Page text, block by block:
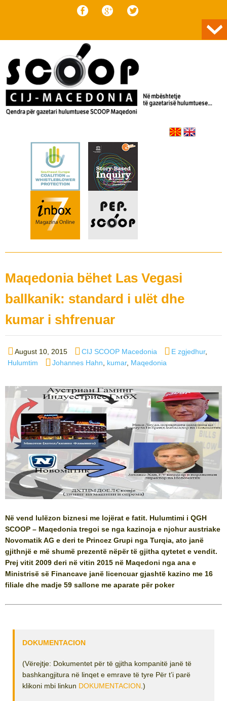
Maqedonia bëhet Las Vegasi
ballkanik: standard i ulët dhe
kumar i shfrenuar
Posted
on
August 10, 2015 Author
CIJ SCOOP Macedonia Categories
E zgjedhur,
Hulumtim
Tags
Johannes Hahn kumar, Maqedonia
Në vend lulëzon biznesi me lojërat e fatit. Hulumtimi i QGH
SCOOP – Maqedonia tregoi se nga kazinoja e njohur austriake
Novomatik AG e deri te Princez Grupi nga Turqia, ato janë
gjithnjë e më shumë prezentë nëpër të gjitha qytetet e vendit.
Prej vitit 2009 deri në vitin 2015 në Maqedoni nga ana e
Ministrisë së Financave janë licencuar gjashtë kazino me 16
filiale dhe madje 59 sallone me aparate për poker
DOKUMENTACION
(Vërejtje: Dokumentet për të gjitha kompanitë janë të
bashkangjitura në linqet e emrave të tyre Për t’i parë
klikoni mbi linkun DOKUMENTACION .)